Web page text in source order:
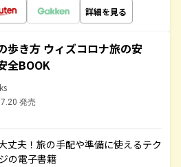
詳細を見る
歩き方 ウィズコロナ旅の安
全BOOK
発売
丈夫！旅の手配や準備に使えるテク
の電子書籍